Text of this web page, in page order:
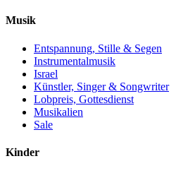
Musik
Entspannung, Stille & Segen
Instrumentalmusik
Israel
Künstler, Singer & Songwriter
Lobpreis, Gottesdienst
Musikalien
Sale
Kinder